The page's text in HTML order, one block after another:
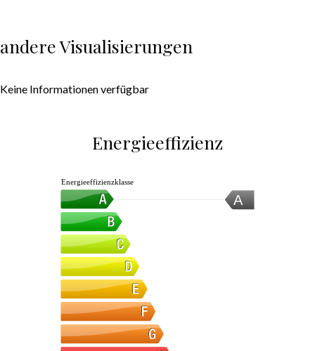
andere Visualisierungen
Keine Informationen verfügbar
Energieeffizienz
A
Energieeffizienzklasse